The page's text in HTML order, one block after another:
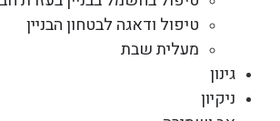
טיפול ודאגה לבטחון הבניין
מעלית שבת
גינון
ניקיון